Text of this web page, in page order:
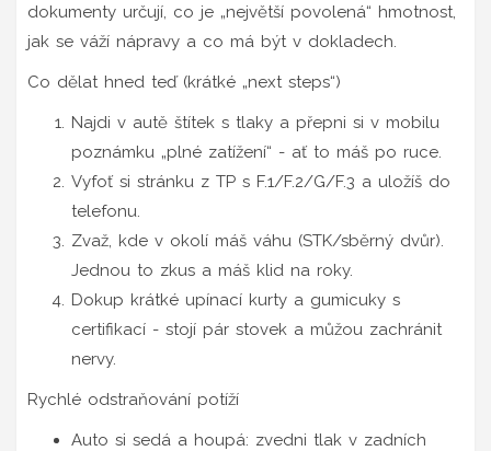
dokumenty určují, co je „největší povolená“ hmotnost,
jak se váží nápravy a co má být v dokladech.
Co dělat hned teď (krátké „next steps“)
Najdi v autě štítek s tlaky a přepni si v mobilu
poznámku „plné zatížení“ - ať to máš po ruce.
Vyfoť si stránku z TP s F.1/F.2/G/F.3 a uložíš do
telefonu.
Zvaž, kde v okolí máš váhu (STK/sběrný dvůr).
Jednou to zkus a máš klid na roky.
Dokup krátké upínací kurty a gumicuky s
certifikací - stojí pár stovek a můžou zachránit
nervy.
Rychlé odstraňování potíží
Auto si sedá a houpá: zvedni tlak v zadních